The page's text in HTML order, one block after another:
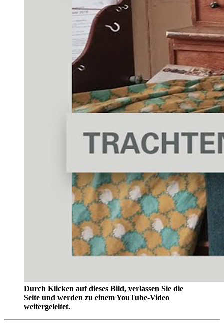
Durch Klicken auf dieses Bild, verlassen Sie die
Seite und werden zu einem YouTube-Video
weitergeleitet.